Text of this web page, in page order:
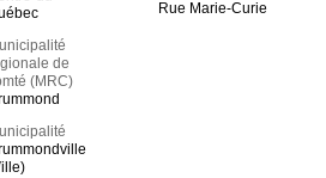
de
(MRC)
Rue Marie-Curie